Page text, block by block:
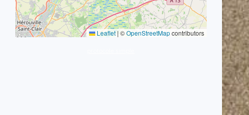
Leaflet| ©OpenStreetMapcontributors